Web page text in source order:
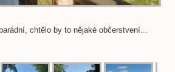
chtělo by to nějaké občerstvení...